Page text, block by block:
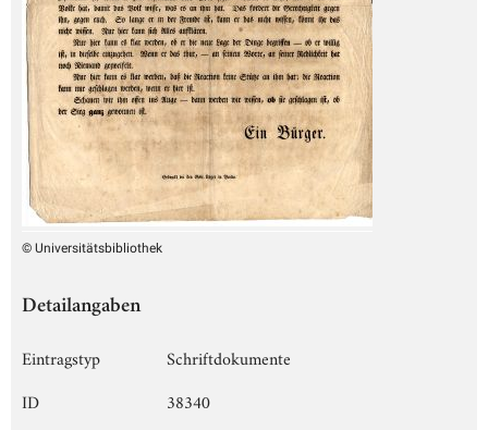
© Universitätsbibliothek
Detailangaben
Eintragstyp
Schriftdokumente
ID
38340